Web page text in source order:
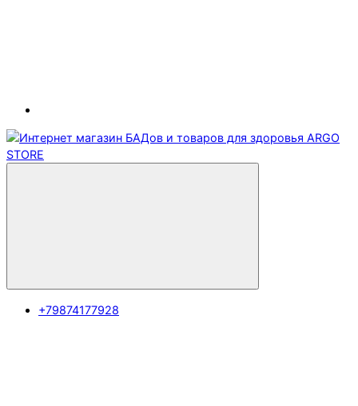
+79874177928